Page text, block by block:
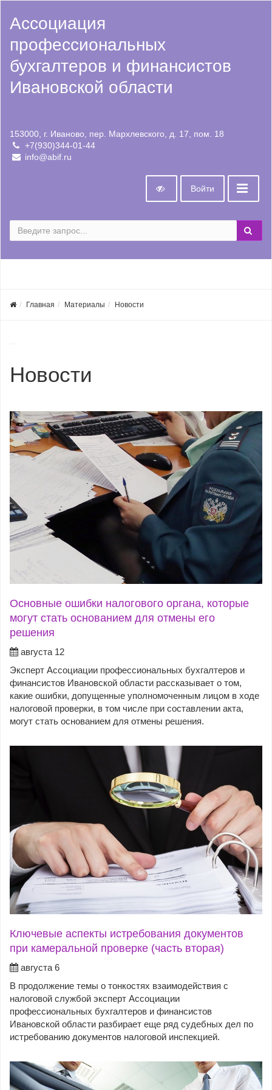
Ассоциация
профессиональных
бухгалтеров и финансистов
Ивановской области
153000, г. Иваново, пер. Мархлевского, д. 17, пом. 18
+7(930)344-01-44
info@abif.ru
Войти
Главная Материалы Новости
Новости
Основные ошибки налогового органа, которые
могут стать основанием для отмены его
решения
августа 12
Эксперт Ассоциации профессиональных бухгалтеров и
финансистов Ивановской области рассказывает о том,
какие ошибки, допущенные уполномоченным лицом в ходе
налоговой проверки, в том числе при составлении акта,
могут стать основанием для отмены решения.
Ключевые аспекты истребования документов
при камеральной проверке (часть вторая)
августа 6
В продолжение темы о тонкостях взаимодействия с
налоговой службой эксперт Ассоциации
профессиональных бухгалтеров и финансистов
Ивановской области разбирает еще ряд судебных дел по
истребованию документов налоговой инспекцией.